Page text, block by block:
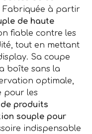
Fabriquée à partir
de haute
fiable contre les
tout en mettant
Sa coupe
boîte sans la
optimale,
pour les
produits
souple pour
indispensable